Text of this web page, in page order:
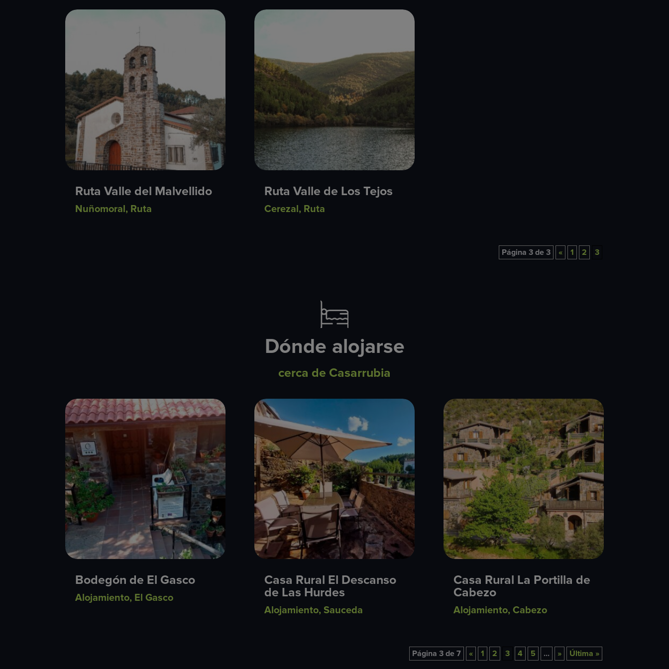
Ruta Valle del Malvellido
Nuñomoral, Ruta
Ruta Valle de Los Tejos
Cerezal, Ruta
Página 3 de 3 « 1 2 3
Dónde alojarse
cerca de Casarrubia
Bodegón de El Gasco
Alojamiento, El Gasco
Casa Rural El Descanso
de Las Hurdes
Alojamiento, Sauceda
Casa Rural La Portilla de
Cabezo
Alojamiento, Cabezo
Página 3 de 7 « 1 2 3 4 5 ... » Última »